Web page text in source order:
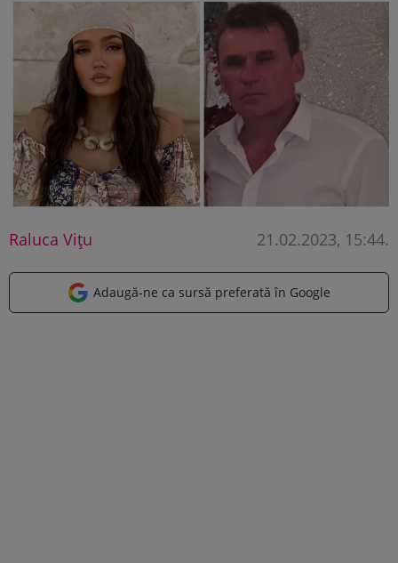
Raluca Vițu 21.02.2023, 15:44.
Adaugă-ne ca sursă preferată în Google